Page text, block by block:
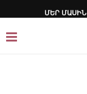
ՄԵՐ ՄԱՍԻՆ